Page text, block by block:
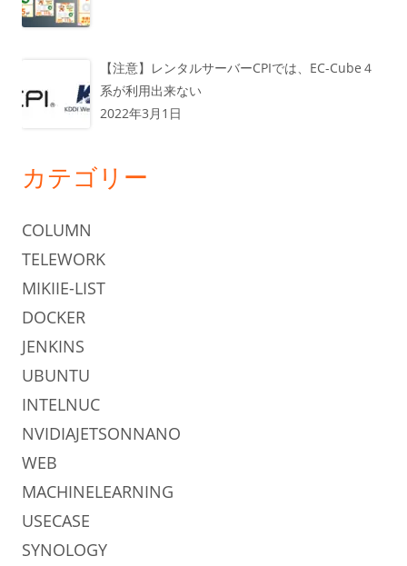
【注意】レンタルサーバーCPIでは、EC-Cube４
系が利用出来ない
2022年3月1日
カテゴリー
COLUMN
TELEWORK
MIKIIE-LIST
DOCKER
JENKINS
UBUNTU
INTELNUC
NVIDIAJETSONNANO
WEB
MACHINELEARNING
USECASE
SYNOLOGY